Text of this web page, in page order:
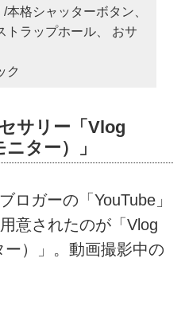
格シャッターボタン、
トラップホール、 おサ
ク
サリー「Vlog
ター）」
ロガーの「YouTube」
意されたのが「Vlog
）」。動画撮影中の